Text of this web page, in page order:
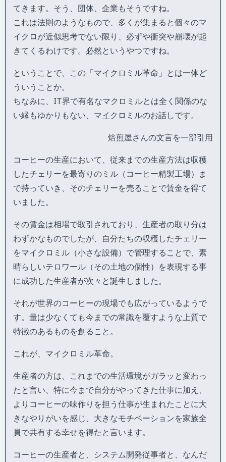
てきます。そう、団体、企業もそうですね。
これは法則のようなもので、多くが集まると個々のマ
イクロが近似思考でない限り、必ずや衝突や崩壊が起
きてくるわけです。必然というやつですね。
ということで、この「マイクロミル革命」とは一体ど
ういうことか。
ちなみに、IT界で有名なマクロミルとは全く関係のな
い縁もゆかりもない、マイ クロミルのお話しです。
焙煎屋さんの文言を一部引用
コーヒーの生産において、従来までの生産方法は収穫
したチェリーを最寄りのミル（コーヒー精製工場）ま
で持っていき、そのチェリーを売ることで賃金を得て
いました。
その賃金は相場で取引されており、生産者の取り分は
わずかなものでしたが、自分たちの収穫したチェリー
をマイクロミル（小さな設備）で管理することで、素
晴らしいテロワール（その土地の個性）を表現する事
に成功した生産者が次々と誕生しました。
それが世界のコーヒーの現場でも広がっているようで
す。量は少なくても今までの常識を覆すような上質で
特徴のあるものを創ること。
これが、マイクロミル革命。
生産者の方は、これまでの生活環境がガラッと変わっ
たと言い、特に今まで自分がやってきた仕事に加え、
よりコーヒーの味作りを担う仕事が生まれたことに大
きなやりがいを感じ、大きなモチベーションを家族全
員で共有する幸せを得たと言います。
コーヒーの生産者と、システム開発従事者と、なんだ